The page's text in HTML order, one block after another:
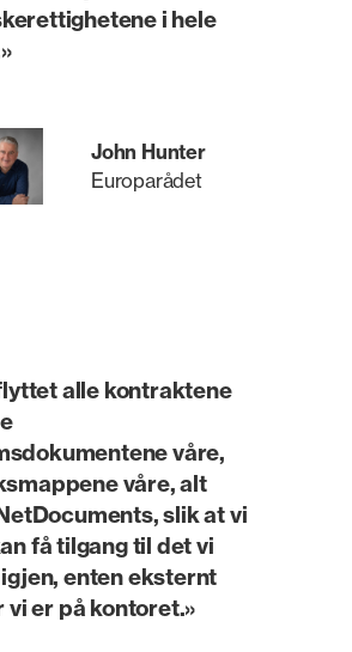
i hele
John Hunter
Europarådet
alle kontraktene
våre,
våre, alt
slik at vi
få tilgang til det vi
enten eksternt
vi er på kontoret.»